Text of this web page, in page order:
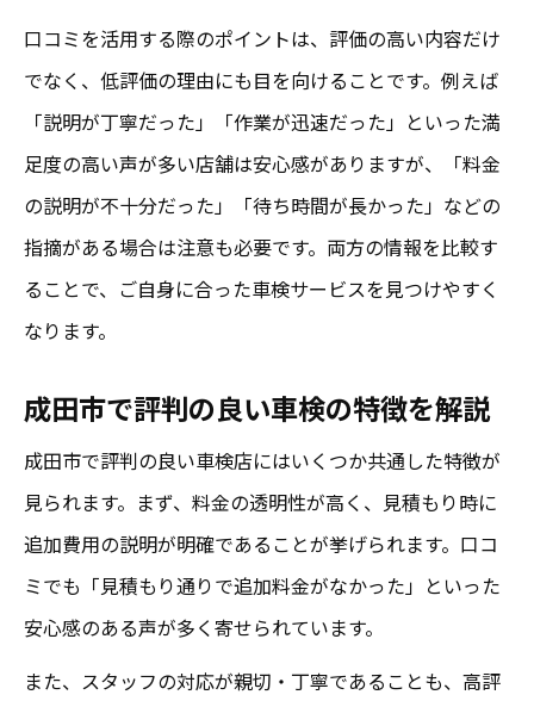
口コミを活用する際のポイントは、評価の高い内容だけ
でなく、低評価の理由にも目を向けることです。例えば
「説明が丁寧だった」「作業が迅速だった」といった満
足度の高い声が多い店舗は安心感がありますが、「料金
の説明が不十分だった」「待ち時間が長かった」などの
指摘がある場合は注意も必要です。両方の情報を比較す
ることで、ご自身に合った車検サービスを見つけやすく
なります。
成田市で評判の良い車検の特徴を解説
成田市で評判の良い車検店にはいくつか共通した特徴が
見られます。まず、料金の透明性が高く、見積もり時に
追加費用の説明が明確であることが挙げられます。口コ
ミでも「見積もり通りで追加料金がなかった」といった
安心感のある声が多く寄せられています。
また、スタッフの対応が親切・丁寧であることも、高評